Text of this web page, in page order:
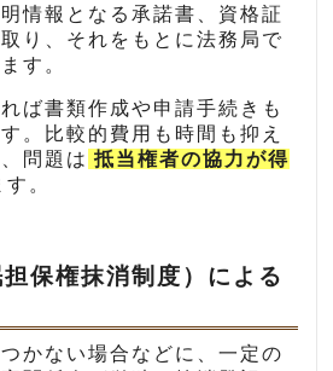
情報となる承諾書、資格証
り、それをもとに法務局で
す。
ば書類作成や申請手続きも
。比較的費用も時間も抑え
問題は 抵当権者の協力が得
。
保権抹消制度）による
かない場合などに、一定の